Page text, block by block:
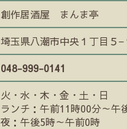
創作居酒屋 まんま亭
埼玉県八潮市中央１丁目５−
048-999-0141
火・水・木・金・土・日
ランチ：午前11時00分～午
夜：午後5時～午前0時